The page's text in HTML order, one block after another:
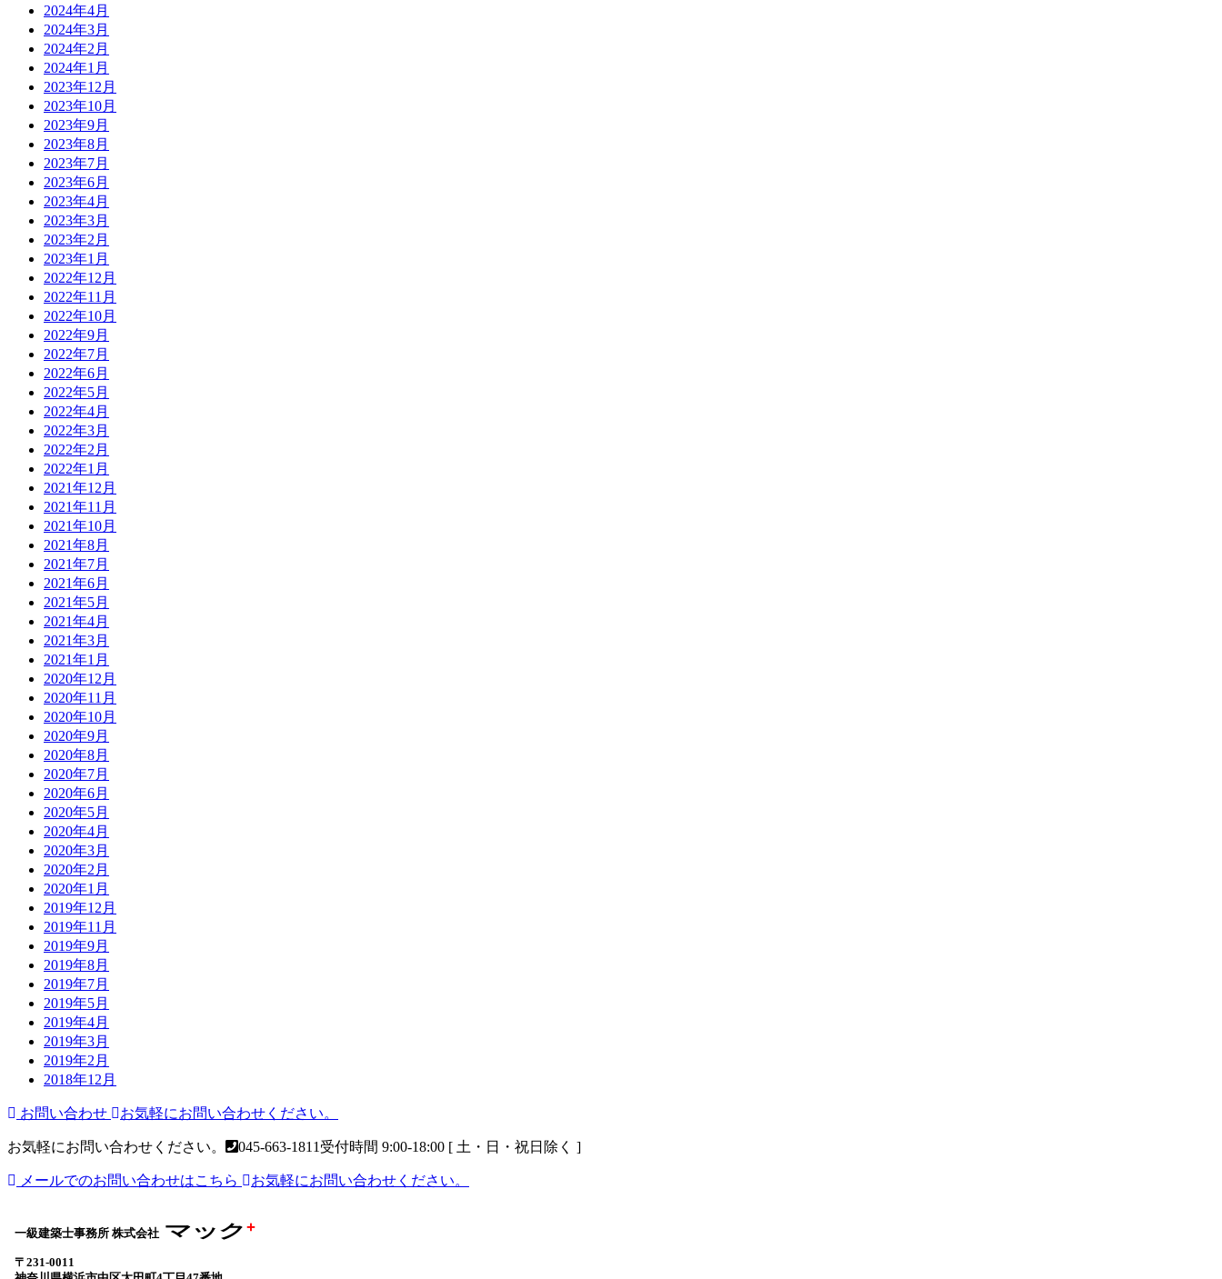
2024年4月
2024年3月
2024年2月
2024年1月
2023年12月
2023年10月
2023年9月
2023年8月
2023年7月
2023年6月
2023年4月
2023年3月
2023年2月
2023年1月
2022年12月
2022年11月
2022年10月
2022年9月
2022年7月
2022年6月
2022年5月
2022年4月
2022年3月
2022年2月
2022年1月
2021年12月
2021年11月
2021年10月
2021年8月
2021年7月
2021年6月
2021年5月
2021年4月
2021年3月
2021年1月
2020年12月
2020年11月
2020年10月
2020年9月
2020年8月
2020年7月
2020年6月
2020年5月
2020年4月
2020年3月
2020年2月
2020年1月
2019年12月
2019年11月
2019年9月
2019年8月
2019年7月
2019年5月
2019年4月
2019年3月
2019年2月
2018年12月
お問い合わせ お気軽にお問い合わせください。
お気軽にお問い合わせください。 045-663-1811 受付時間 9:00-18:00 [ 土・日・祝日除く ]
メールでのお問い合わせはこちら お気軽にお問い合わせください。
一級建築士事務所 株式会社 マック +
〒231-0011